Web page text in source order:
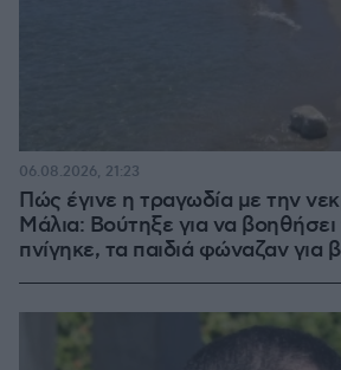
Πώς έγινε η τραγωδία με την
Μάλια: Βούτηξε για να βοηθήσει
πνίγηκε, τα παιδιά φώναζαν για
06.08.2026, 21:23